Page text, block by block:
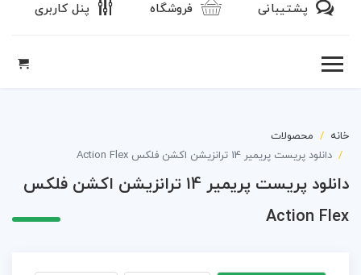
پشتیبانی فروشگاه پنل کاربری
خانه
محصولات
دانلود پریست پریمیر 14 ترانزیشن اکشن فلکس Action Flex
دانلود پریست پریمیر 14 ترانزیشن اکشن فلکس
Action Flex